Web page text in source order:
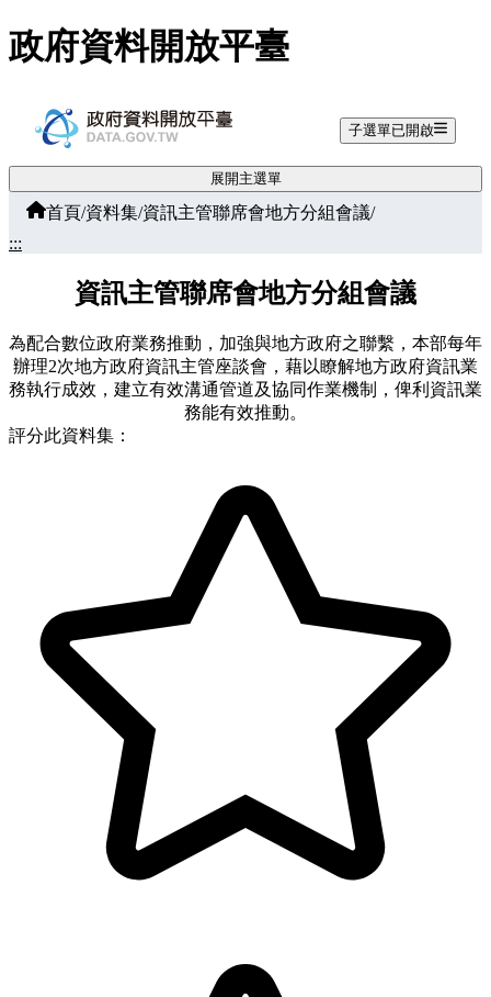
跳至主要內容
政府資料開放平臺
子選單已開啟
展開主選單
首頁/資料集/資訊主管聯席會地方分組會議/
:::
資訊主管聯席會地方分組會議
為配合數位政府業務推動，加強與地方政府之聯繫，本部每年
辦理2次地方政府資訊主管座談會，藉以瞭解地方政府資訊業
務執行成效，建立有效溝通管道及協同作業機制，俾利資訊業
務能有效推動。
評分此資料集：